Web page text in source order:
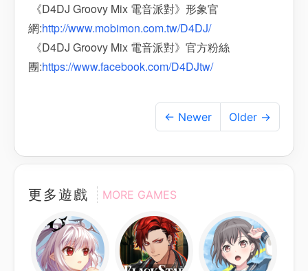
《D4DJ Groovy Mix 電音派對》形象官
網:http://www.mobimon.com.tw/D4DJ/
《D4DJ Groovy Mix 電音派對》官方粉絲
團:https://www.facebook.com/D4DJtw/
← Newer Older →
更多遊戲 MORE GAMES